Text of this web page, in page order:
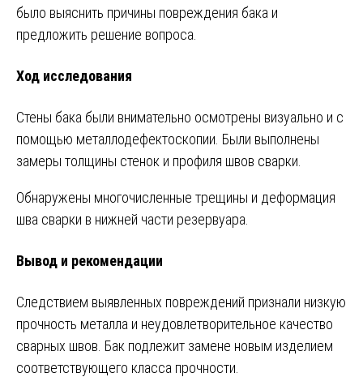
было выяснить причины повреждения бака и
предложить решение вопроса.
Ход исследования
Стены бака были внимательно осмотрены визуально и с
помощью металлодефектоскопии. Были выполнены
замеры толщины стенок и профиля швов сварки.
Обнаружены многочисленные трещины и деформация
шва сварки в нижней части резервуара.
Вывод и рекомендации
Следствием выявленных повреждений признали низкую
прочность металла и неудовлетворительное качество
сварных швов. Бак подлежит замене новым изделием
соответствующего класса прочности.